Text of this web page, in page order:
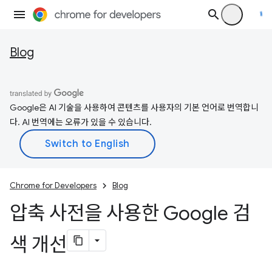
Blog
Google은 AI 기술을 사용하여 콘텐츠를 사용자의 기본 언어로 번역합니
다. AI 번역에는 오류가 있을 수 있습니다.
Chrome for Developers Blog
압축 사전을 사용한 Google 검
색 개선